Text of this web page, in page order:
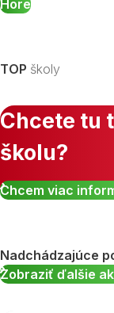
Hore
TOP školy
Chcete tu
školu?
Chcem viac
Nadchádzajúce
Zobraziť ďalšie